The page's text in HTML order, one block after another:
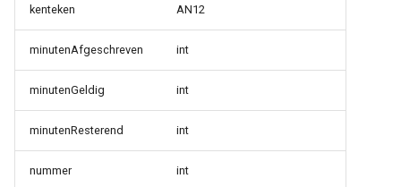
kenteken AN12
minutenAfgeschreven int
minutenGeldig int
minutenResterend int
nummer int